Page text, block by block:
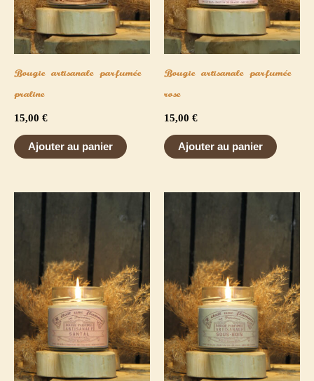
Bougie artisanale parfumée
praline
15,00 €
Ajouter au panier
Bougie artisanale parfumée
rose
15,00 €
Ajouter au panier